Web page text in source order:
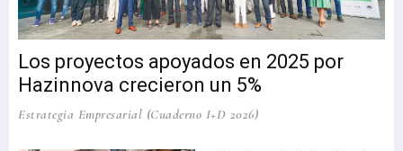
Los proyectos apoyados en 2025 por
Hazinnova crecieron un 5%
Estrategia Empresarial (Cuaderno I+D 2026)